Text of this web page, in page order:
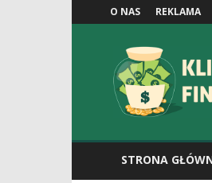
O NAS REKLAMA
Klinikafinansowa.pl
STRONA